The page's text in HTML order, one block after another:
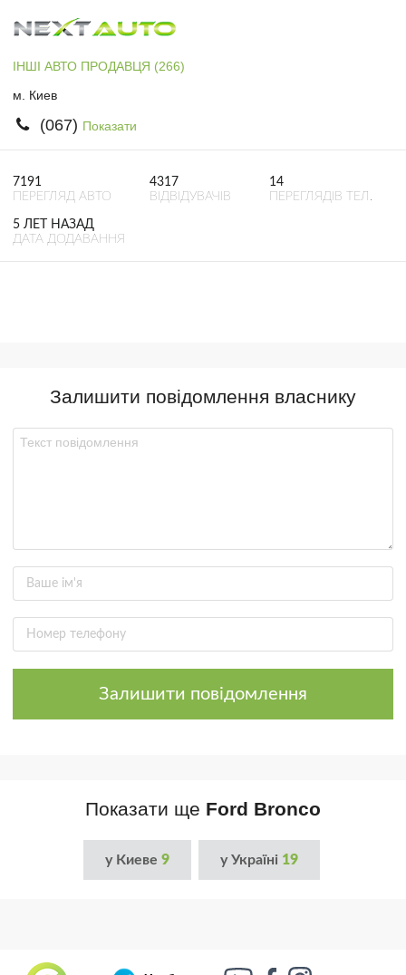
ІНШІ АВТО ПРОДАВЦЯ (266)
м. Киев
(067) Показати
7191
ПЕРЕГЛЯД АВТО
4317
ВІДВІДУВАЧІВ
14
ПЕРЕГЛЯДІВ ТЕЛ.
5 ЛЕТ НАЗАД
ДАТА ДОДАВАННЯ
Залишити повідомлення власнику
Залишити повідомлення
Показати ще Ford Bronco
у Киеве 9 у Україні 19